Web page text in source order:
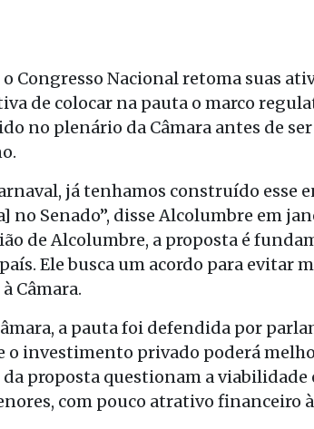
Congresso Nacional retoma suas
de colocar na pauta o marco
no plenário da Câmara antes de
já tenhamos construído
no Senado”, disse Alcolumbre em
de Alcolumbre, a proposta é
Ele busca um acordo para evitar
Câmara.
a pauta foi defendida por
o investimento privado poderá
da proposta questionam a
com pouco atrativo financeiro